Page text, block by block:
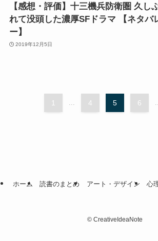
【感想・評価】十三機兵防衛圏 久し
れて没頭した濃厚SFドラマ 【ネタバ
ー】
2019年12月5日
1 4 5 6
ホーム 読書のまとめ アート・デザイン 心
© CreativeIdeaNote